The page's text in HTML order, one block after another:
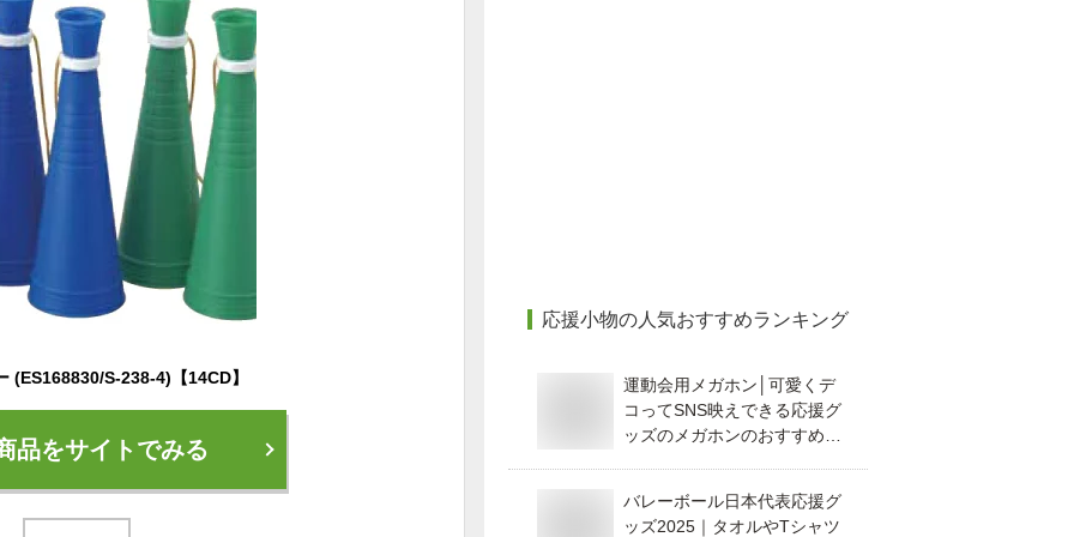
(ES168830/S-238-4)【14CD】
品をサイトでみる
応援小物の人気おすすめランキング
運動会用メガホン│可愛くデ
コってSNS映えできる応援グ
ッズのメガホンのおすすめ
バレーボール日本代表応援グ
ッズ2025｜タオルやTシャツ